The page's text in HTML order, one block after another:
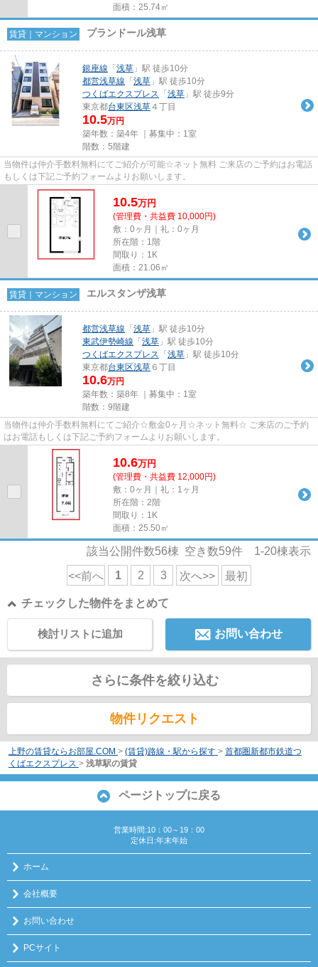
面積：25.74㎡
賃貸｜マンション プランドール浅草
銀座線 「 浅草 」駅 徒歩10分
都営浅草線 「 浅草 」駅 徒歩10分
つくばエクスプレス 「 浅草 」駅 徒歩9分
東京都台東区浅草 ４丁目
10.5万円
築年数：築4年 ｜募集中： 1室
階数：5階建
当物件は仲介手数料無料にてご紹介が可能☆ネット無料 ご来店のご予約はお電話
もしくは下記ご予約フォームよりお願いします。
10.5万円
(管理費・共益費 10,000円)
敷：0ヶ月｜礼：0ヶ月
所在階：1階
間取り：1K
面積：21.06㎡
賃貸｜マンション エルスタンザ浅草
都営浅草線 「 浅草 」駅 徒歩10分
東武伊勢崎線 「 浅草 」駅 徒歩10分
つくばエクスプレス 「 浅草 」駅 徒歩10分
東京都台東区浅草 ６丁目
10.6万円
築年数：築8年 ｜募集中： 1室
階数：9階建
当物件は仲介手数料無料にてご紹介☆敷金0ヶ月☆ネット無料☆ ご来店のご予約
はお電話もしくは下記ご予約フォームよりお願いします。
10.6万円
(管理費・共益費 12,000円)
敷：0ヶ月｜礼：1ヶ月
所在階：2階
間取り：1K
面積：25.50㎡
該当公開件数56棟 空き数59件 1-20棟表示
<<前へ 1 2 3 次へ>> 最初
チェックした物件をまとめて
お問い合わせ
検討リストに追加
さらに条件を絞り込む
物件リクエスト
上野の賃貸ならお部屋.COM > (賃貸)路線・駅から探す > 首都圏新都市鉄道つ
くばエクスプレス > 浅草駅の賃貸
ページトップに戻る
営業時間:10：00～19：00
定休日:年末年始
ホーム
会社概要
お問い合わせ
PCサイト